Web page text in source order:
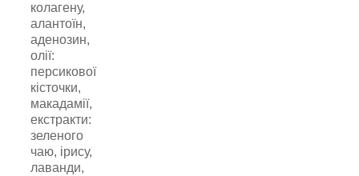
колагену,
алантоїн,
аденозин,
олії:
персикової
кісточки,
макадамії,
екстракти:
зеленого
чаю, ірису,
лаванди,